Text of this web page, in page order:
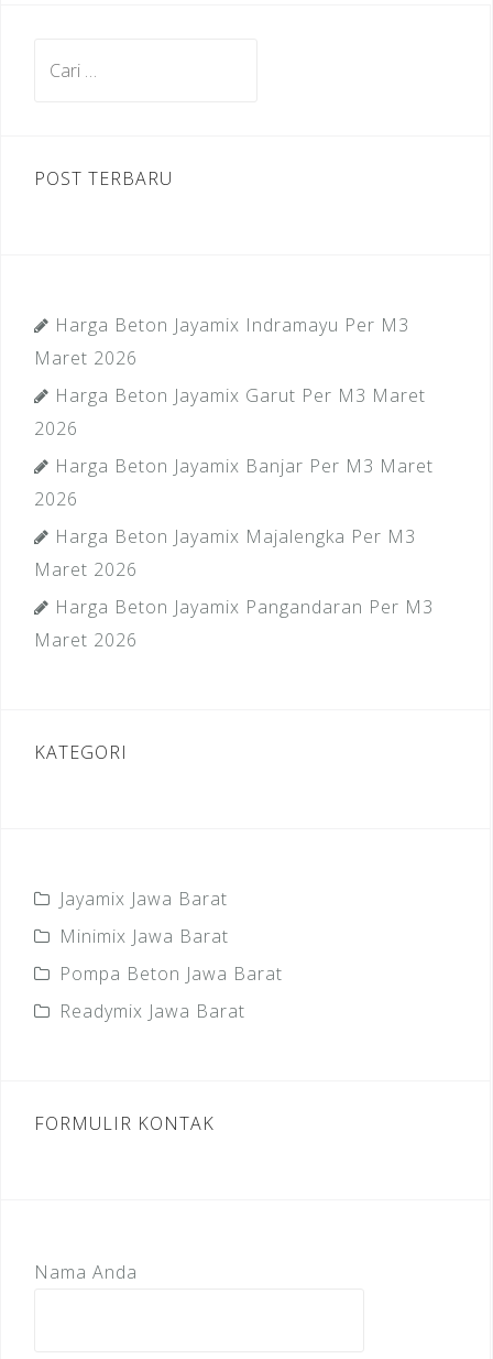
POST TERBARU
Harga Beton Jayamix Indramayu Per M3
Maret 2026
Harga Beton Jayamix Garut Per M3 Maret
2026
Harga Beton Jayamix Banjar Per M3 Maret
2026
Harga Beton Jayamix Majalengka Per M3
Maret 2026
Harga Beton Jayamix Pangandaran Per M3
Maret 2026
KATEGORI
Jayamix Jawa Barat
Minimix Jawa Barat
Pompa Beton Jawa Barat
Readymix Jawa Barat
FORMULIR KONTAK
Nama Anda